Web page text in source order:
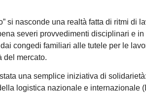
si nasconde una realtà fatta di ritmi di
severi provvedimenti disciplinari e
congedi familiari alle tutele per le
del mercato.
una semplice iniziativa di
logistica nazionale e internazionale